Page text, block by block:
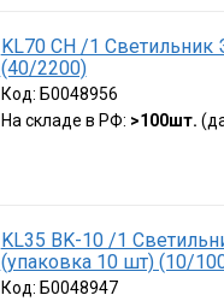
KL70 СН /1 Светильник
(40/2200)
Код: Б0048956
На складе в РФ: >100шт.
KL35 BK-10 /1
(упаковка 10 шт) (10/
Код: Б0048947